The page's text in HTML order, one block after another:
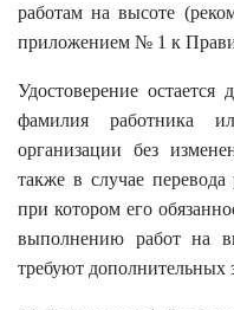
работам на высоте
приложением № 1 к
Удостоверение остается
фамилия работника
организации без
также в случае
при котором его
выполнению работ на
требуют дополнительных